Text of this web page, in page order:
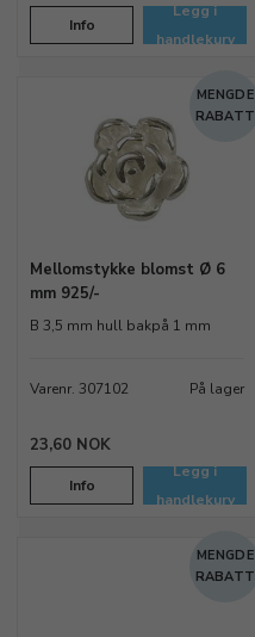
Info
Legg i
handlekurv
MENGDE
RABATT
Mellomstykke blomst Ø 6
mm 925/-
B 3,5 mm hull bakpå 1 mm
Varenr. 307102 På lager
23,60 NOK
Info
Legg i
handlekurv
MENGDE
RABATT